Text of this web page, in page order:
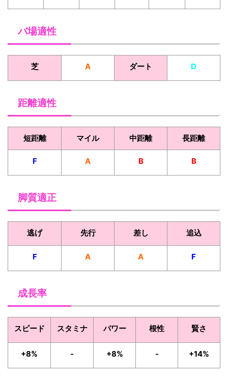
バ場適性
芝 A ダート D
距離適性
短距離 マイル 中距離 長距離
F A B B
脚質適正
逃げ 先行 差し 追込
F A A F
成長率
スピード スタミナ パワー 根性 賢さ
+8% - +8% - +14%